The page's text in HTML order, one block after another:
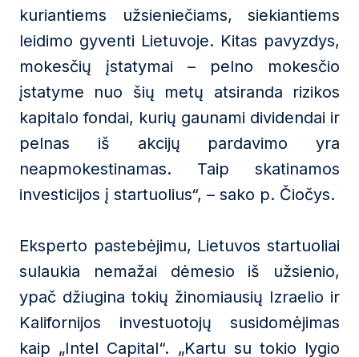
kuriantiems užsieniečiams, siekiantiems
leidimo gyventi Lietuvoje. Kitas pavyzdys,
mokesčių įstatymai – pelno mokesčio
įstatyme nuo šių metų atsiranda rizikos
kapitalo fondai, kurių gaunami dividendai ir
pelnas iš akcijų pardavimo yra
neapmokestinamas. Taip skatinamos
investicijos į startuolius“, – sako p. Čiočys.
Eksperto pastebėjimu, Lietuvos startuoliai
sulaukia nemažai dėmesio iš užsienio,
ypač džiugina tokių žinomiausių Izraelio ir
Kalifornijos investuotojų susidomėjimas
kaip „Intel Capital“. „Kartu su tokio lygio